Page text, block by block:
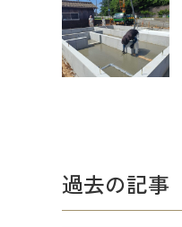
過去の記事